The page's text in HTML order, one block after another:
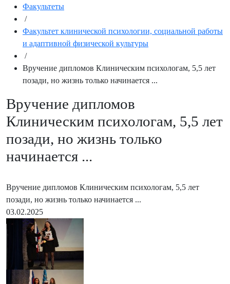
Факультеты
/
Факультет клинической психологии, социальной работы
и адаптивной физической культуры
/
Вручение дипломов Клиническим психологам, 5,5 лет
позади, но жизнь только начинается ...
Вручение дипломов
Клиническим психологам, 5,5 лет
позади, но жизнь только
начинается ...
Вручение дипломов Клиническим психологам, 5,5 лет
позади, но жизнь только начинается ...
03.02.2025